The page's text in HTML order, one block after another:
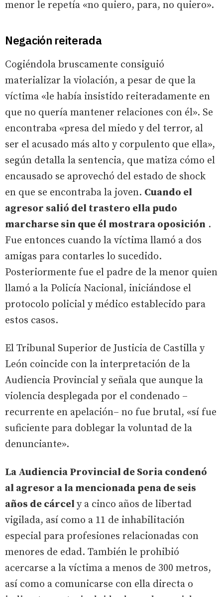
menor le repetía «no quiero, para, no quiero».
Negación reiterada
Cogiéndola bruscamente consiguió
materializar la violación, a pesar de que la
víctima «le había insistido reiteradamente en
que no quería mantener relaciones con él». Se
encontraba «presa del miedo y del terror, al
ser el acusado más alto y corpulento que ella»,
según detalla la sentencia, que matiza cómo el
encausado se aprovechó del estado de shock
en que se encontraba la joven. Cuando el
agresor salió del trastero ella pudo
marcharse sin que él mostrara oposición .
Fue entonces cuando la víctima llamó a dos
amigas para contarles lo sucedido.
Posteriormente fue el padre de la menor quien
llamó a la Policía Nacional, iniciándose el
protocolo policial y médico establecido para
estos casos.
El Tribunal Superior de Justicia de Castilla y
León coincide con la interpretación de la
Audiencia Provincial y señala que aunque la
violencia desplegada por el condenado –
recurrente en apelación– no fue brutal, «sí fue
suficiente para doblegar la voluntad de la
denunciante».
La Audiencia Provincial de Soria condenó
al agresor a la mencionada pena de seis
años de cárcel y a cinco años de libertad
vigilada, así como a 11 de inhabilitación
especial para profesiones relacionadas con
menores de edad. También le prohibió
acercarse a la víctima a menos de 300 metros,
así como a comunicarse con ella directa o